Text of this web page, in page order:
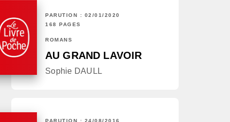
PARUTION : 02/01/2020
168 PAGES
ROMANS
AU GRAND LAVOIR
Sophie DAULL